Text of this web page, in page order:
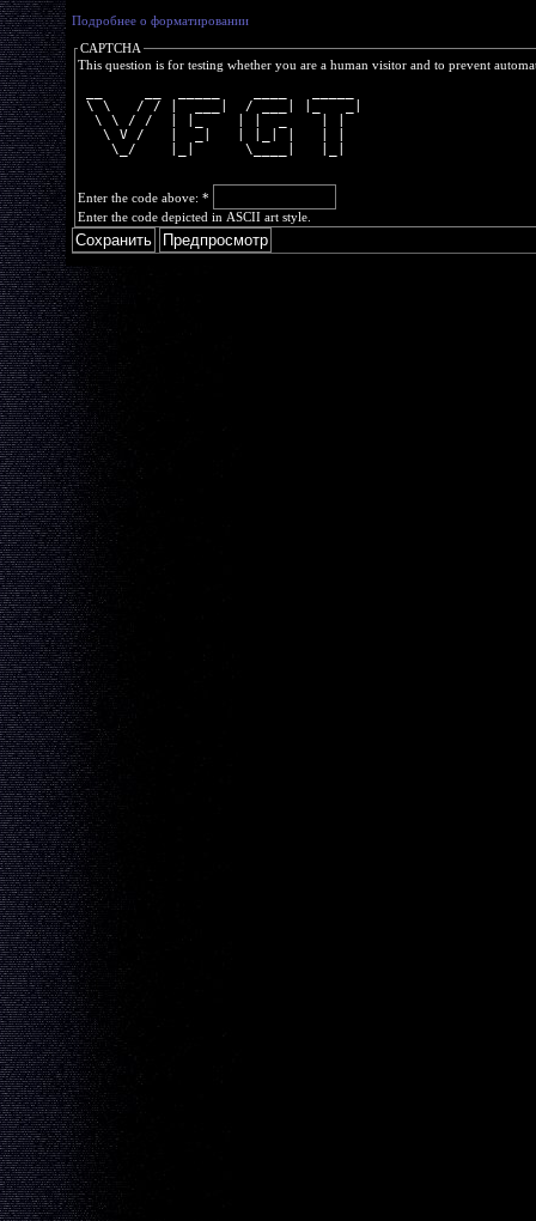
Подробнее о форматировании
CAPTCHA
This question is for testing whether you are a human visitor and to prevent
\ \   / / |  ___|  / ___| |_   _|
  \ \ / /  | |_    | |  _    | |
   \ V /   |  _|   | |_| |   | |
    \_/    |_|      \____|   |_|
Enter the code above: *
Enter the code depicted in ASCII art style.